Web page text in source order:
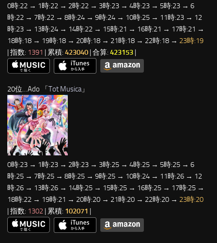
0時:22 → 1時:22 → 2時:22 → 3時:23 → 4時:23 → 5時:23 → 6
時:22 → 7時:22 → 8時:24 → 9時:24 → 10時:25 → 11時:23 → 12
時:23 → 13時:24 → 14時:22 → 15時:21 → 16時:21 → 17時:21 →
18時:18 → 19時:18 → 20時:18 → 21時:18 → 22時:18 → 23時:19
| 指数: 1391 | 累積: 423040 | 合算: 423153 |
20位…Ado 「 Tot Musica」
0時:23 → 1時:23 → 2時:23 → 3時:25 → 4時:25 → 5時:25 → 6
時:25 → 7時:25 → 8時:25 → 9時:25 → 10時:24 → 11時:26 → 12
時:26 → 13時:26 → 14時:25 → 15時:25 → 16時:25 → 17時:25 →
18時:22 → 19時:21 → 20時:20 → 21時:20 → 22時:20 → 23時:20
| 指数: 1302 | 累積: 102071